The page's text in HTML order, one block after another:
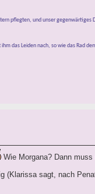
pflegten, und unser
das Leiden nach, so wie das Rad
Wie Morgana? Dann
(Klarissa sagt, nach